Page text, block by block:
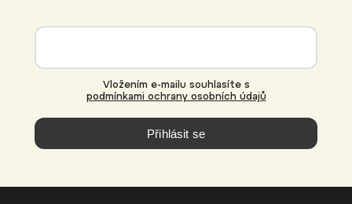
podmínkami ochrany osobních údajů
Přihlásit se